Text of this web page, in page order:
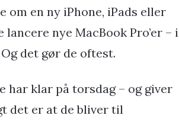
om en ny iPhone, iPads eller
nye MacBook Pro’er – i
det gør de oftest.
har klar på torsdag – og giver
det er at de bliver til